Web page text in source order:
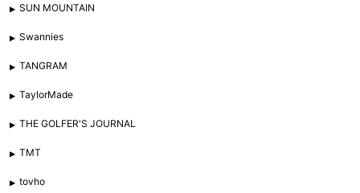
SUN MOUNTAIN
Swannies
TANGRAM
TaylorMade
THE GOLFER'S JOURNAL
TMT
tovho